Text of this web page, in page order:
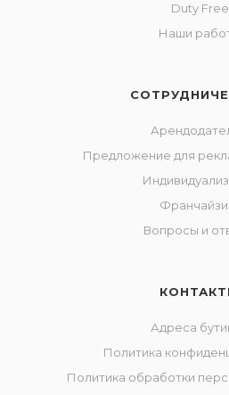
Duty Free
Наши
Предложение для
Вопросы и
Адреса
Политика
Политика обработки